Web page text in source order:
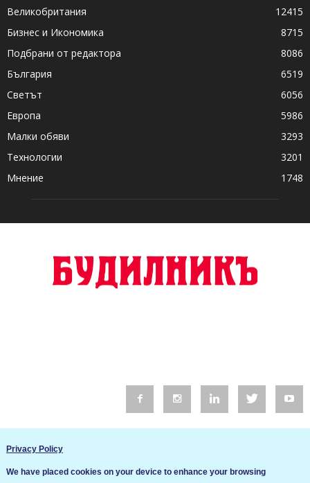
Великобритания
12415
Бизнес и Икономика
8715
Подбрани от редактора
8086
България
6519
Светът
6056
Европа
5986
Малки обяви
3293
Технологии
3201
Мнение
1748
Privacy Policy
We have placed cookies on your device to enhance your browsing